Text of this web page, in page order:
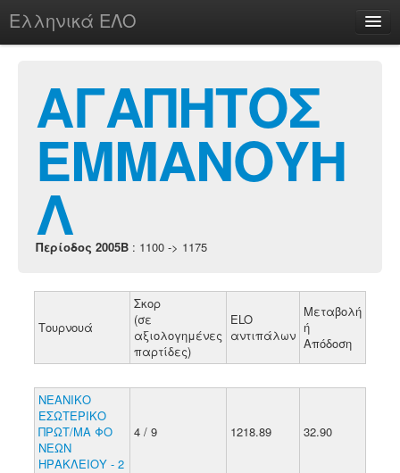
Ελληνικά ΕΛΟ
chesstu.be @ discord
Login
ΑΓΑΠΗΤΟΣ
ΕΜΜΑΝΟΥΗ
Λ
Περίοδος 2005B : 1100 -> 1175
Τουρνουά
Σκορ
(σε
αξιολογημένες
παρτίδες)
ELO
αντιπάλων
Μεταβολή
ή
Απόδοση
ΝΕΑΝΙΚΟ
ΕΣΩΤΕΡΙΚΟ
ΠΡΩΤ/ΜΑ ΦΟ
ΝΕΩΝ
ΗΡΑΚΛΕΙΟΥ - 2
4 / 9 1218.89 32.90